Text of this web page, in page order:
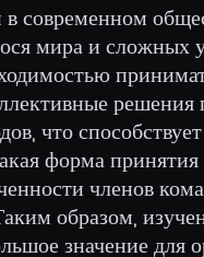
современном
мира и сложных
решения
что
форма
членов
образом,
значение для